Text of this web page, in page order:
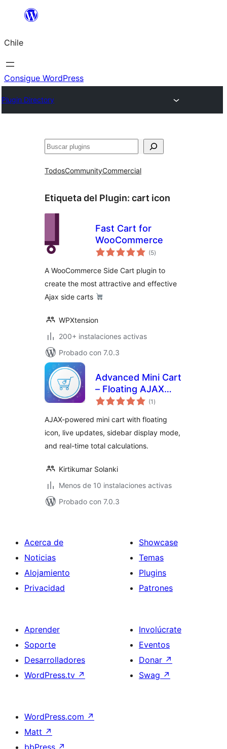
Saltar
contenido
Chile
Consigue WordPress
Plugin Directory
Buscar
TodosCommunityCommercial
Etiqueta del Plugin: cart icon
Fast Cart for
WooCommerce
(5evaluación
total
)
A WooCommerce Side Cart plugin to
create the most attractive and effective
Ajax side carts
WPXtension
200+ instalaciones activas
Probado con 7.0.3
Advanced Mini Cart
– Floating AJAX
Cart & Sidebar
(1 evaluación
total
)
AJAX-powered mini cart with floating
icon, live updates, sidebar display mode,
and real-time total calculations.
Kirtikumar Solanki
Menos de 10 instalaciones activas
Probado con 7.0.3
Acerca de
Noticias
Alojamiento
Privacidad
Showcase
Temas
Plugins
Patrones
Aprender
Soporte
Desarrolladores
WordPress.tv ↗
Involúcrate
Eventos
Donar ↗
Swag ↗
WordPress.com ↗
Matt ↗
bbPress ↗